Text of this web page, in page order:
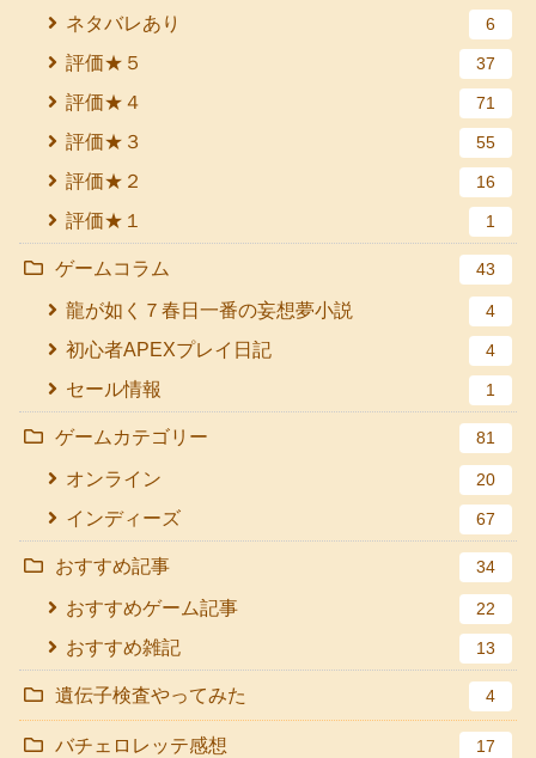
ネタバレあり 6
評価★５ 37
評価★４ 71
評価★３ 55
評価★２ 16
評価★１ 1
ゲームコラム 43
龍が如く７春日一番の妄想夢小説 4
初心者APEXプレイ日記 4
セール情報 1
ゲームカテゴリー 81
オンライン 20
インディーズ 67
おすすめ記事 34
おすすめゲーム記事 22
おすすめ雑記 13
遺伝子検査やってみた 4
バチェロレッテ感想 17